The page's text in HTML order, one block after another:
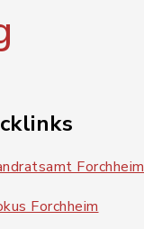
Forchheim
Forchheim